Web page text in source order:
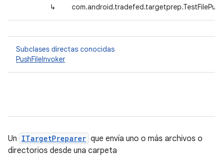
↳
Subclases directas conocidas
PushFileInvoker
Un ITargetPreparer que envía uno o más archivos o
directorios desde una carpeta